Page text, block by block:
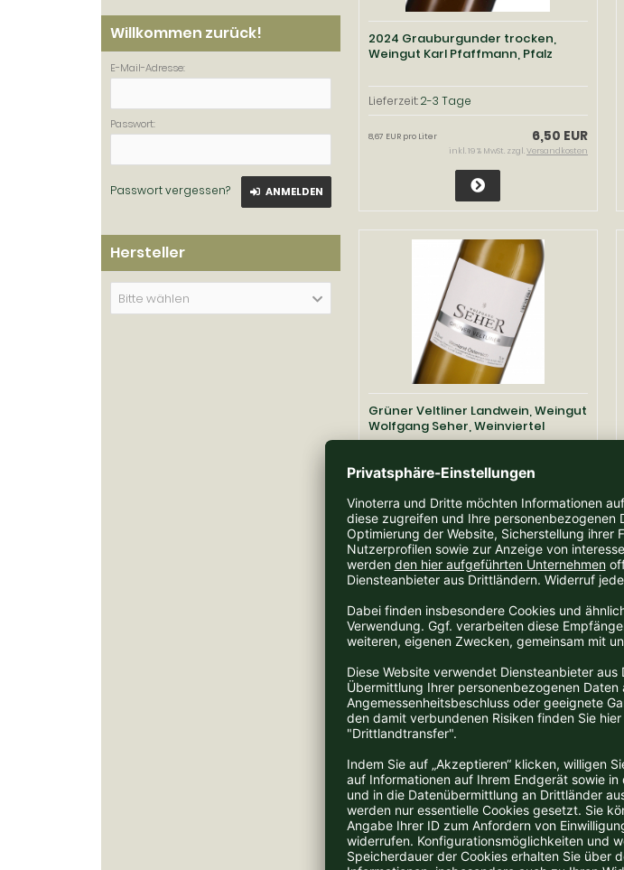
2024 Grauburgunder trocken,
Weingut Karl Pfaffmann, Pfalz
Lieferzeit:2-3 Tage
6,50 EUR
8,67 EUR pro Liter
inkl. 19 % MwSt. zzgl.Versandkosten
Grüner Veltliner Landwein, Weingut
Wolfgang Seher, Weinviertel
Lieferzeit:2-3 Tage
6,90 EUR
6,90 EUR pro Liter
inkl. 19 % MwSt. zzgl.Versandkosten
2023 Merlot Veneto IGT LITER,
Cavazza, Vicenza/Veneto
Lieferzeit:2-3 Tage
Willkommen zurück!
E-Mail-Adresse:
Passwort:
Passwort vergessen? ANMELDEN
Hersteller
Bitte wählen